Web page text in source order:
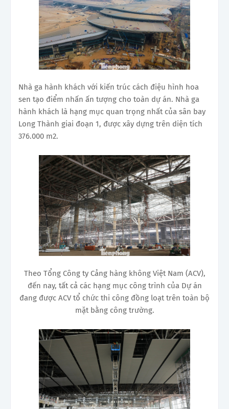
Nhà ga hành khách với kiến trúc cách điệu hình hoa
sen tạo điểm nhấn ấn tượng cho toàn dự án. Nhà ga
hành khách là hạng mục quan trọng nhất của sân bay
Long Thành giai đoạn 1, được xây dựng trên diện tích
376.000 m2.
Theo Tổng Công ty Cảng hàng không Việt Nam (ACV),
đến nay, tất cả các hạng mục công trình của Dự án
đang được ACV tổ chức thi công đồng loạt trên toàn bộ
mặt bằng công trường.